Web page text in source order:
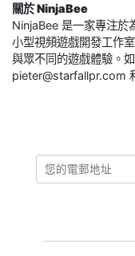
關於 NinjaBee
NinjaBee 是一家專注於
小型視頻遊戲開發工作
與眾不同的遊戲體驗。
pieter@starfallpr.com